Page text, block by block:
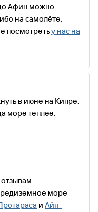
Афин можно
на самолёте.
посмотретьу нас на
в июне на Кипре.
море теплее.
море
и Айя-